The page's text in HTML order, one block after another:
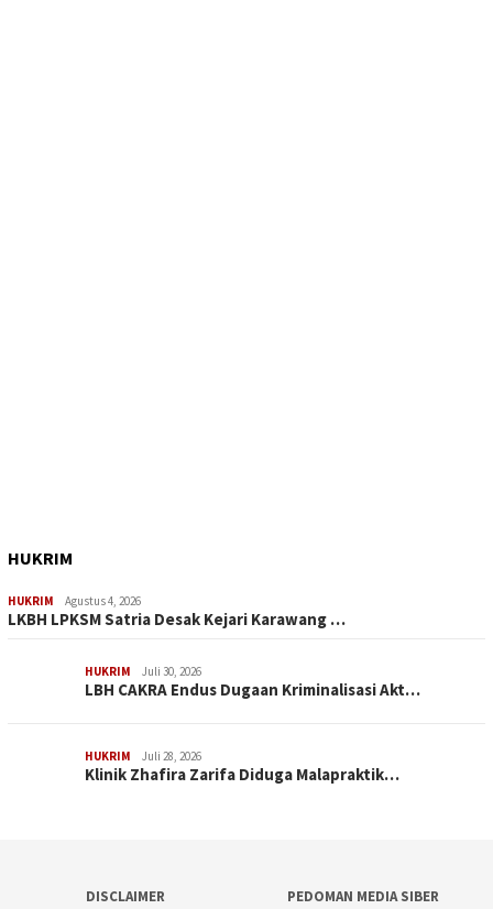
HUKRIM
HUKRIM Agustus 4, 2026
LKBH LPKSM Satria Desak Kejari Karawang …
HUKRIM Juli 30, 2026
LBH CAKRA Endus Dugaan Kriminalisasi Akt…
HUKRIM Juli 28, 2026
Klinik Zhafira Zarifa Diduga Malapraktik…
DISCLAIMER PEDOMAN MEDIA SIBER